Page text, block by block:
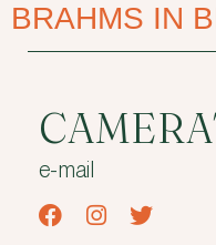
BRAHMS IN
e-mail